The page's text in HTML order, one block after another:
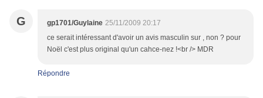
G gp1701/Guylaine 25/11/2009 20:17
ce serait intéressant d'avoir un avis masculin sur , non ? pour
Noël c'est plus original qu'un cahce-nez !<br /> MDR
Répondre